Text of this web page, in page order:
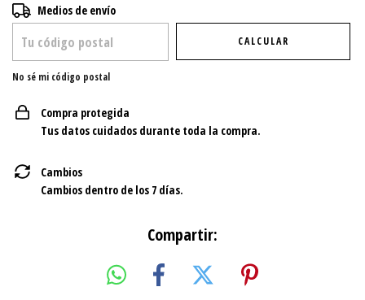
Entregas para el CP:
Medios de envío
CALCULAR
No sé mi código postal
Compra protegida
Tus datos cuidados durante toda la compra.
Cambios
Cambios dentro de los 7 días.
Compartir: